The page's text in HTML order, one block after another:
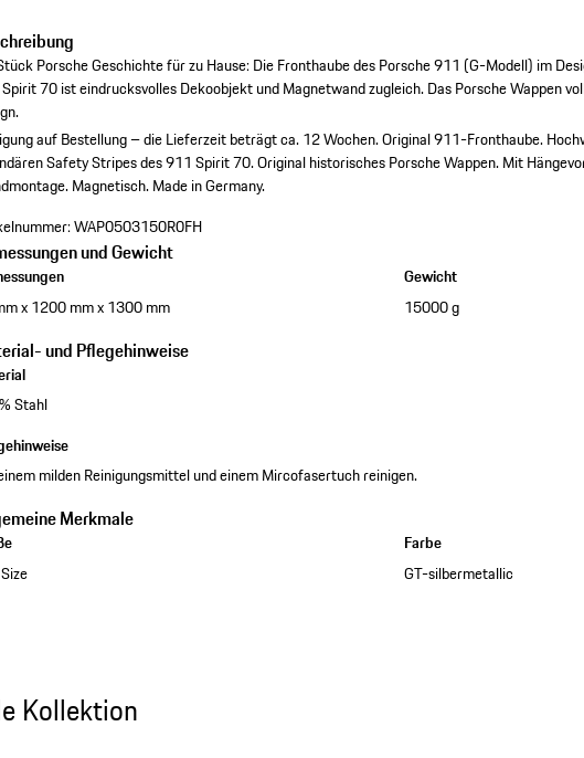
Porsche Geschichte für zu Hause: Die Fronthaube des Porsche 911 (G-Modell) im
70 ist eindrucksvolles Dekoobjekt und Magnetwand zugleich. Das Porsche Wappen
auf Bestellung – die Lieferzeit beträgt ca. 12 Wochen.Original 911-Fronthaube.
Safety Stripes des 911 Spirit 70.Original historisches Porsche Wappen.Mit
Magnetisch.Made in Germany.
WAP0503150R0FH
und Gewicht
x 1200 mm x 1300 mm
Gewicht
15000 g
und Pflegehinweise
Stahl
milden Reinigungsmittel und einem Mircofasertuch reinigen.
Merkmale
Farbe
GT-silbermetallic
Kollektion
Kollektion